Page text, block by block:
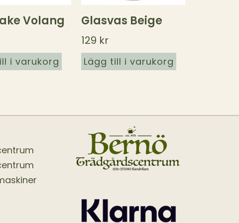
Volang
i varukorg
Glasvas Beige
129 kr
Lägg till i varukorg